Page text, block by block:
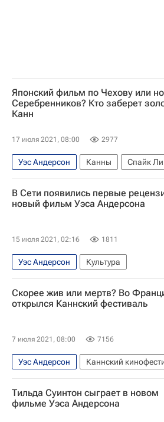
Японский фильм по Чехову или
Серебренников? Кто заберет
Канн
17 июля 2021, 08:00 2977
Уэс Андерсон Канны
Спайк Ли
Каннский кинофестиваль
Тильда
Россия
Дэвид Кроненберг
Жак
Кирилл Серебренников
Франсуа Озон
Билл Мюррей
В Сети появились первые
новый фильм Уэса Андерсона
15 июля 2021, 02:16 1811
Уэс Андерсон
Культура
Каннский кинофестиваль
Тильда Суинтон
Элизабет Мосс
Скорее жив или мертв? Во
открылся Каннский фестиваль
7 июля 2021, 08:00 7156
Уэс Андерсон
Каннский
Финляндия
Кирилл
Евросоюз
Колин Фаррелл
Тильда Суинтон сыграет в новом
фильме Уэса Андерсона